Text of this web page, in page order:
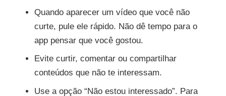
Quando aparecer um vídeo que você não
curte, pule ele rápido. Não dê tempo para o
app pensar que você gostou.
Evite curtir, comentar ou compartilhar
conteúdos que não te interessam.
Use a opção “Não estou interessado”. Para